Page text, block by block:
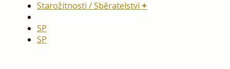
Starožitnosti / Sběratelství
SP
SP